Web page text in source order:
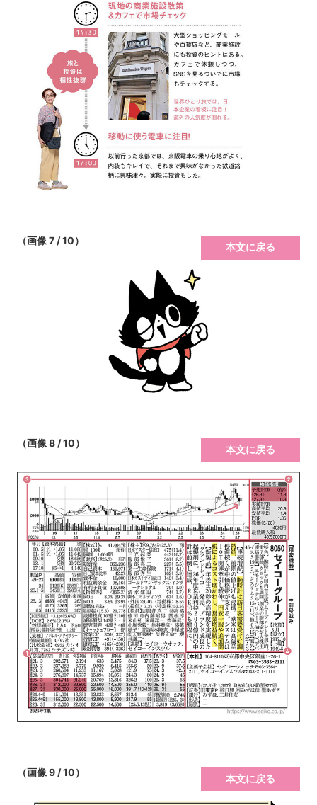
（画像 7 / 10）
本文に戻る
（画像 8 / 10）
本文に戻る
（画像 9 / 10）
本文に戻る